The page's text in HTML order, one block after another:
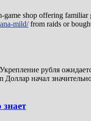
shop offering
mild/from raids or
рубля
начал